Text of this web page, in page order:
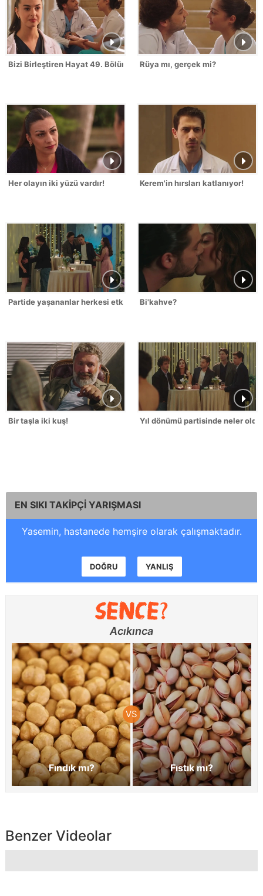
Bizi Birleştiren Hayat 49. Bölüm Rüya mı, gerçek mi?
Her olayın iki yüzü vardır! Kerem'in hırsları katlanıyor!
Partide yaşananlar herkesi etkiliyor!Bi'kahve?
Bir taşla iki kuş! Yıl dönümü partisinde neler
EN SIKI TAKİPÇİ YARIŞMASI
Yasemin, hastanede hemşire olarak çalışmaktadır.
DOĞRU YANLIŞ
Acıkınca
Fındık mı? Fıstık mı?
Benzer Videolar